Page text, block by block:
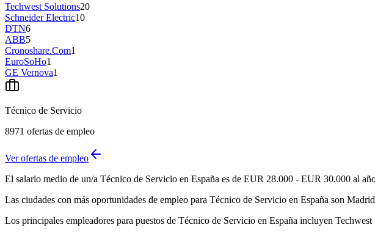
Techwest Solutions20
Schneider Electric10
DTN6
ABB5
Cronoshare.Com1
EuroSoHo1
GE Vernova1
Técnico de Servicio
8971 ofertas de empleo
Ver ofertas de empleo
El salario medio de un/a Técnico de Servicio en España es de EUR 28.000 - EUR 30.000 al
Las ciudades con más oportunidades de empleo para Técnico de Servicio en España son
Los principales empleadores para puestos de Técnico de Servicio en España incluyen